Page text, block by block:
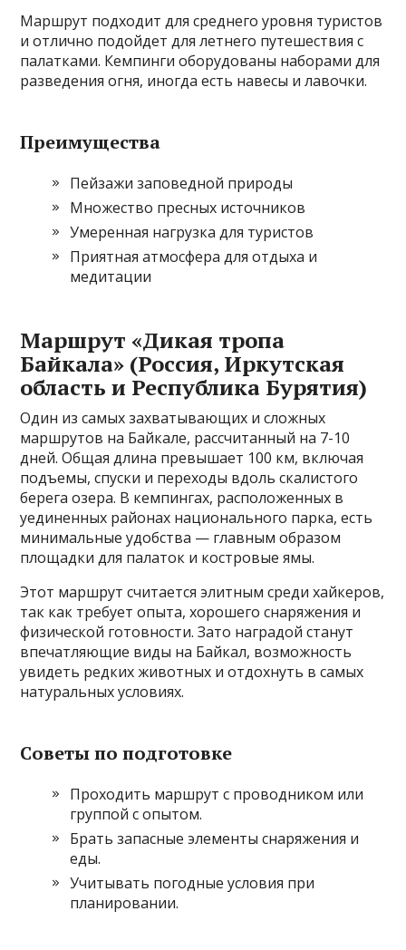
Маршрут подходит для среднего уровня туристов
и отлично подойдет для летнего путешествия с
палатками. Кемпинги оборудованы наборами для
разведения огня, иногда есть навесы и лавочки.
Преимущества
Пейзажи заповедной природы
Множество пресных источников
Умеренная нагрузка для туристов
Приятная атмосфера для отдыха и
медитации
Маршрут «Дикая тропа
Байкала» (Россия, Иркутская
область и Республика Бурятия)
Один из самых захватывающих и сложных
маршрутов на Байкале, рассчитанный на 7-10
дней. Общая длина превышает 100 км, включая
подъемы, спуски и переходы вдоль скалистого
берега озера. В кемпингах, расположенных в
уединенных районах национального парка, есть
минимальные удобства — главным образом
площадки для палаток и костровые ямы.
Этот маршрут считается элитным среди хайкеров,
так как требует опыта, хорошего снаряжения и
физической готовности. Зато наградой станут
впечатляющие виды на Байкал, возможность
увидеть редких животных и отдохнуть в самых
натуральных условиях.
Советы по подготовке
Проходить маршрут с проводником или
группой с опытом.
Брать запасные элементы снаряжения и
еды.
Учитывать погодные условия при
планировании.